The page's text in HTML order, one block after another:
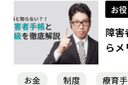
お
障害
ら
お金 制度 療育